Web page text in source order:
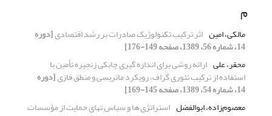
م
مالکی، امین اثر ترکیب تکنولوژیک صادرات بر رشد اقتصادی[دوره
14، شماره 56، 1389، صفحه 149-176]
محقر، علی ارائه روشی برای اندازه گیری چابکی زنجیره تأمین با
استفاده از ترکیب تئوری گراف، رویکرد ماتریسی و منطق فازی[دوره
14، شماره 54، 1389، صفحه 145-169]
معصوم‌زاده، ابوالفضل استراتژی ها و سیاس تهای حمایت از مؤسسات